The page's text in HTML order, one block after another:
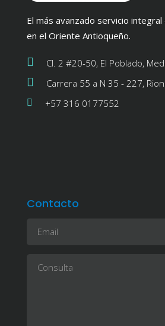
El más avanzado servicio
en el Oriente Antioqueño.
Cl. 2 #20-50, El Poblado,
Carrera 55 a N 35 - 227,
+57 316 0177552
Contacto